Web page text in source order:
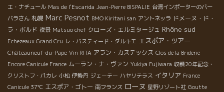
エ・ナチュール Mas de l'Escarida Jean-Pierre BISPALIE 台湾インポーターのバー
バラさん 札幌 Marc Pesnot BMO Kiritani san アントネッラ ドメーヌ・ド・
ラ・ボルド 夜景 Matsuo chef クローズ・エルミタージュ Rhône sud
Echezeaux Grand Cru レ・バスティード・ダルキエ エスポア・ツアー
Châteauneuf-du-Pape Vin RITA アラン・カステックス Clos de la Briderie
Encore Canicule France ムーラン・ナ・ヴァン Yukiya Fujiwara 収穫20年記念・
クリストフ・パカレ 小松 伊勢丹 ジェーテー ハヤリテラス イタリア France
Canicule 37℃ エスポア・ゴトー 南フランス ローヌ 星野リゾート社 Goutte